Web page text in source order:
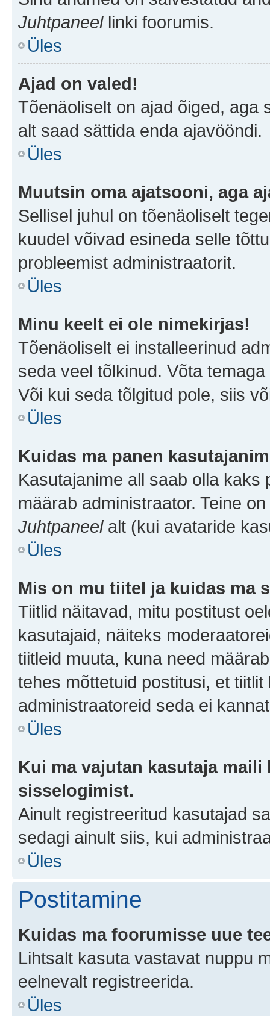
Juhtpaneellinki foorumis.
Üles
Ajad on valed!
Tõenäoliselt on ajad õiged, aga
alt saad sättida enda ajavööndi.
Üles
Muutsin oma ajatsooni, aga
Sellisel juhul on tõenäoliselt
kuudel võivad esineda selle
probleemist administraatorit.
Üles
Minu keelt ei ole nimekirjas!
Tõenäoliselt ei installeerinud
seda veel tõlkinud. Võta
Või kui seda tõlgitud pole, siis
Üles
Kuidas ma panen
Kasutajanime all saab olla kaks
määrab administraator. Teine
Juhtpaneelalt (kui avataride
Üles
Mis on mu tiitel ja kuidas ma
Tiitlid näitavad, mitu postitust
kasutajaid, näiteks
tiitleid muuta, kuna need
tehes mõttetuid postitusi, et
administraatoreid seda ei
Üles
Kui ma vajutan kasutaja
sisselogimist.
Ainult registreeritud kasutajad
sedagi ainult siis, kui
Üles
Postitamine
Kuidas ma foorumisse uue
Lihtsalt kasuta vastavat nuppu
eelnevalt registreerida.
Üles